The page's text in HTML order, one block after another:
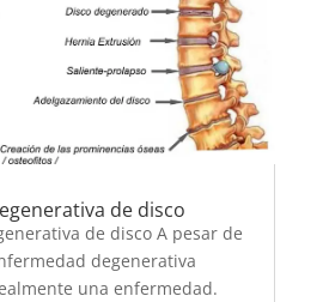
de disco
de disco A pesar de
degenerativa
una enfermedad.